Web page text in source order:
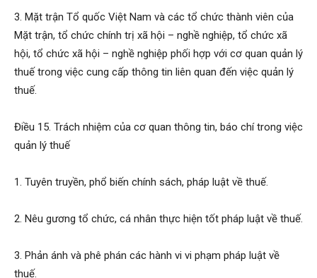
3. Mặt trận Tổ quốc Việt Nam và các tổ chức thành viên của
Mặt trận, tổ chức chính trị xã hội – nghề nghiệp, tổ chức xã
hội, tổ chức xã hội – nghề nghiệp phối hợp với cơ quan quản lý
thuế trong việc cung cấp thông tin liên quan đến việc quản lý
thuế.
Điều 15. Trách nhiệm của cơ quan thông tin, báo chí trong việc
quản lý thuế
1. Tuyên truyền, phổ biến chính sách, pháp luật về thuế.
2. Nêu gương tổ chức, cá nhân thực hiện tốt pháp luật về thuế.
3. Phản ánh và phê phán các hành vi vi phạm pháp luật về
thuế.